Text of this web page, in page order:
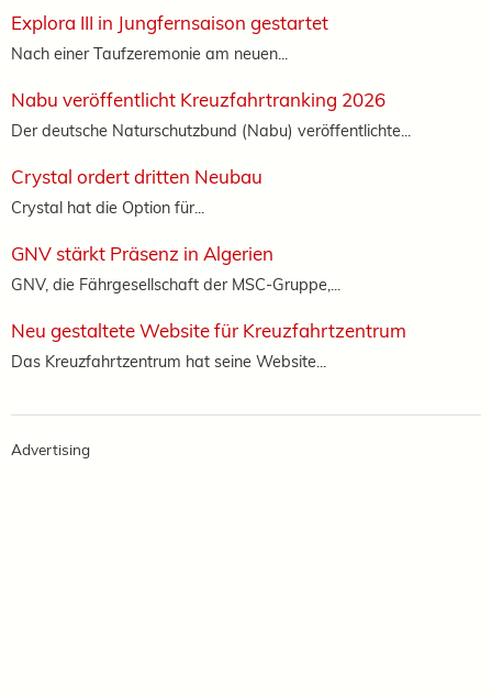
Explora III in Jungfernsaison gestartet
Nach einer Taufzeremonie am neuen...
Nabu veröffentlicht Kreuzfahrtranking 2026
Der deutsche Naturschutzbund (Nabu) veröffentlichte...
Crystal ordert dritten Neubau
Crystal hat die Option für...
GNV stärkt Präsenz in Algerien
GNV, die Fährgesellschaft der MSC-Gruppe,...
Neu gestaltete Website für Kreuzfahrtzentrum
Das Kreuzfahrtzentrum hat seine Website...
Advertising